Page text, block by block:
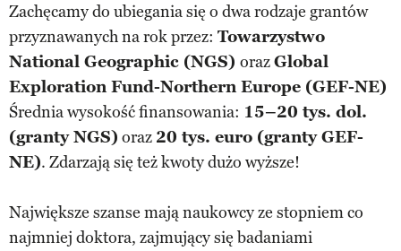
Zachęcamy do ubiegania się o dwa rodzaje grantów
przyznawanych na rok przez: Towarzystwo
National Geographic (NGS) orazGlobal
Exploration Fund-Northern Europe (GEF-NE)
Średnia wysokość finansowania: 15–20 tys. dol.
(granty NGS) oraz 20 tys. euro (granty GEF-
NE). Zdarzają się też kwoty dużo wyższe!
Największe szanse mają naukowcy ze stopniem co
najmniej doktora, zajmujący się badaniami